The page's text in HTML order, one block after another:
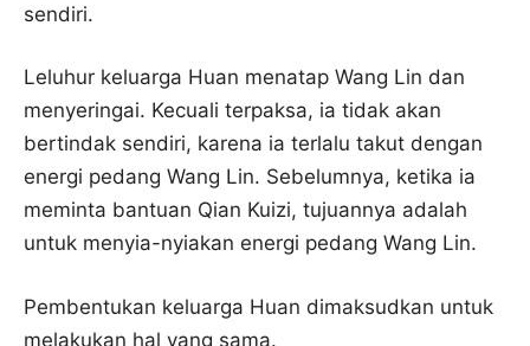
sendiri.
Leluhur keluarga Huan menatap Wang Lin dan
menyeringai. Kecuali terpaksa, ia tidak akan
bertindak sendiri, karena ia terlalu takut dengan
energi pedang Wang Lin. Sebelumnya, ketika ia
meminta bantuan Qian Kuizi, tujuannya adalah
untuk menyia-nyiakan energi pedang Wang Lin.
Pembentukan keluarga Huan dimaksudkan untuk
melakukan hal yang sama.